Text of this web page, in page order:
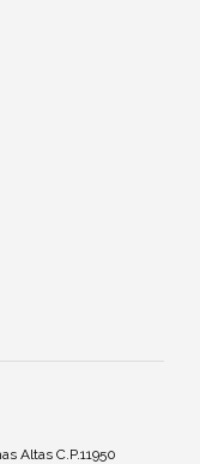
Altas C.P.11950